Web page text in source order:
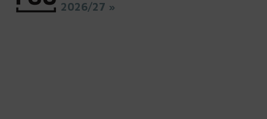
2026/27 »